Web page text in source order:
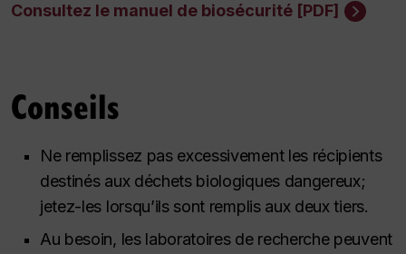
Consultez le manuel de biosécurité [PDF]
Conseils
Ne remplissez pas excessivement les récipients
destinés aux déchets biologiques dangereux;
jetez-les lorsqu’ils sont remplis aux deux tiers.
Au besoin, les laboratoires de recherche peuvent